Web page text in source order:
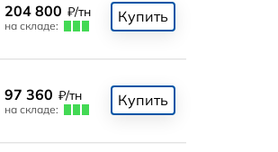
204 800 ₽/тн
на складе:
Купить
97 360 ₽/тн
на складе:
Купить